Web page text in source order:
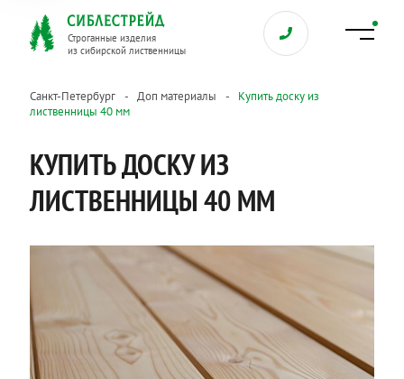
Строганные изделия
из сибирской лиственницы
Санкт-Петербург Доп материалы
Купить доску из
лиственницы 40 мм
КУПИТЬ ДОСКУ ИЗ
ЛИСТВЕННИЦЫ 40 ММ